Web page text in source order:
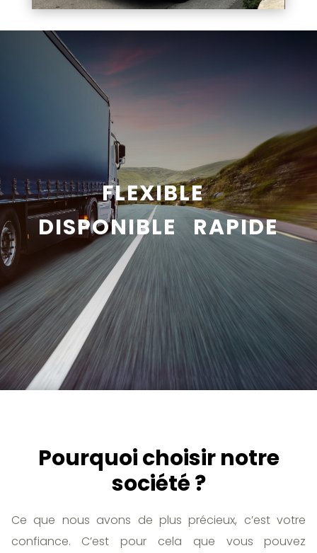
FLEXIBLE
DISPONIBLE RAPIDE
Pourquoi choisir notre
société ?
Ce que nous avons de plus précieux, c’est votre
confiance. C’est pour cela que vous pouvez